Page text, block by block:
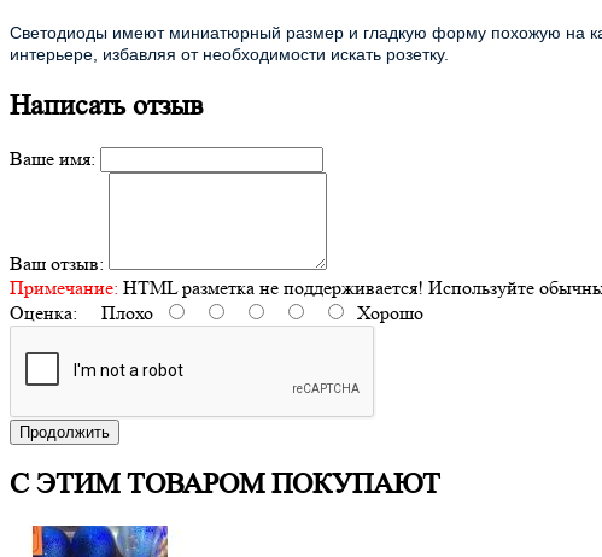
Светодиоды имеют миниатюрный размер и гладкую форму похожую на
интерьере, избавляя от необходимости искать розетку.
Написать отзыв
Ваше имя:
Ваш отзыв:
Примечание: HTML разметка не поддерживается! Используйте
Оценка: Плохо Хорошо
Продолжить
С ЭТИМ ТОВАРОМ ПОКУПАЮТ